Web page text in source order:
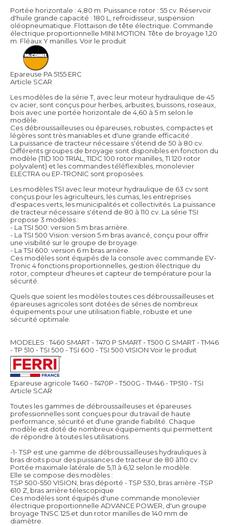
Portée horizontale : 4,80 m. Puissance rotor : 55 cv. Réservoir
d'huile grande capacité : 180 L, refroidisseur, suspension
oléopneumatique. Flottaison de tête électrique. Commande
électrique proportionnelle MINI MOTION. Tête de broyage 1,20
m. Fléaux Y manilles. Voir le produit
Epareuse PA 5155 ERC
Article SCAR
Les modèles de la série T, avec leur moteur hydraulique de 45
cv acier, sont conçus pour herbes, arbustes, buissons, roseaux,
bois avec une portée horizontale de 4,60 à 5 m selon le
modèle.
Ces débroussailleuses ou épareuses, robustes, compactes et
légères sont très maniables et d'une grande efficacité .
La puissance de tracteur nécessaire s'étend de 50 à 80 cv.
Différents groupes de broyage sont disponibles en fonction du
modèle (TID 100 TRIAL, TIDC 100 rotor manilles, TI 120 rotor
polyvalent) et les commandes téléflexibles, monolevier
ELECTRA ou EP-TRONIC sont proposées.
Les modèles TSI avec leur moteur hydraulique de 63 cv sont
conçus pour les agriculteurs, les cumas, les entreprises
d'espaces verts, les municipalités et collectivités. La puissance
de tracteur nécessaire s'étend de 80 à 110 cv. La série TSI
propose 3 modèles :
- La TSI 500: version 5 m bras arrière.
- La TSI 500 Vision: version 5 m bras avancé, conçu pour offrir
une visibilité sur le groupe de broyage.
- La TSI 600: version 6 m bras arrière.
Ces modèles sont équipés de la console avec commande EV-
Tronic 4 fonctions proportionnelles, gestion électrique du
rotor, compteur d'heures et capteur de température pour la
sécurité.
Quels que soient les modèles toutes ces débroussailleuses et
épareuses agricoles sont dotées de séries de nombreux
équipements pour une utilisation fiable, robuste et une
sécurité optimale.
MODELES : T460 SMART - T470 P SMART - T500 G SMART - TM46
- TP 510 - TSI 500 - TSI 600 - TSI 500 VISION Voir le produit
Epareuse agricole T460 - T470P - T500G - TM46 - TP510 - TSI
Article SCAR
Toutes les gammes de débroussailleuses et épareuses
professionnelles sont conçues pour du travail de haute
performance, sécurité et d'une grande fiabilité. Chaque
modèle est doté de nombreux équipements qui permettent
de répondre à toutes les utilisations.
-1- TSP est une gamme de débroussailleuses hydrauliques à
bras droits pour des puissances de tracteur de 80 à110 cv.
Portée maximale latérale de 5,11 à 6,12 selon le modèle.
Elle se compose des modèles :
TSP 500-550 VISION, bras déporté - TSP 530, bras arrière -TSP
610 Z, bras arrière télescopique
Ces modèles sont équipés d'une commande monolevier
électrique proportionnelle ADVANCE POWER, d'un groupe
broyage TNSC 125 et dun rotor manilles de 140 mm de
diamètre.